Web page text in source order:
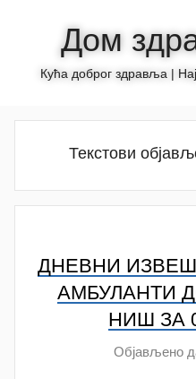
Дом
Кућа доброг здравља |
Текстови
ДНЕВНИ
АМБУЛАНTИ
НИШ ЗА
Објављено